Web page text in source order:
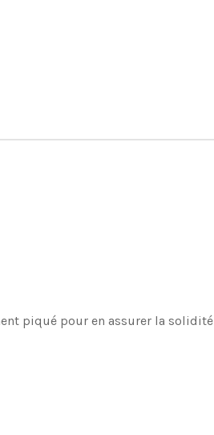
piqué pour en assurer la solidité